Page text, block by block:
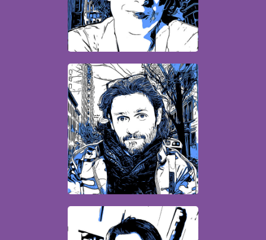
aude.lelu@quatrebis.fr
Jean-Philippe
Directeur de création